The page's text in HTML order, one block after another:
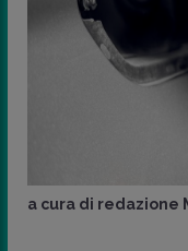
a cura di redazione